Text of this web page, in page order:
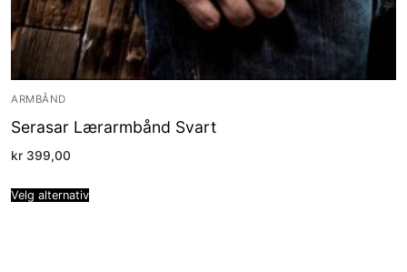
ARMBÅND
Serasar Lærarmbånd Svart
kr 399,00
Velg alternativ